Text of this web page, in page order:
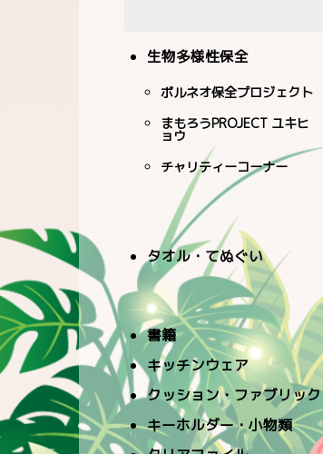
生物多様性保全
ボルネオ保全プロジェクト
まもろうPROJECT ユキヒ
ョウ
チャリティーコーナー
タオル・てぬぐい
書籍
キッチンウェア
クッション・ファブリック
キーホルダー・小物類